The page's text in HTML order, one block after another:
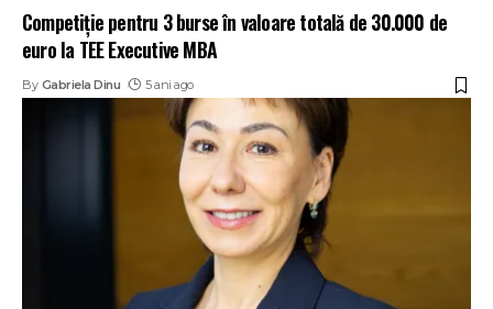
Competiție pentru 3 burse în valoare totală de 30.000 de
euro la TEE Executive MBA
By Gabriela Dinu 5 ani ago